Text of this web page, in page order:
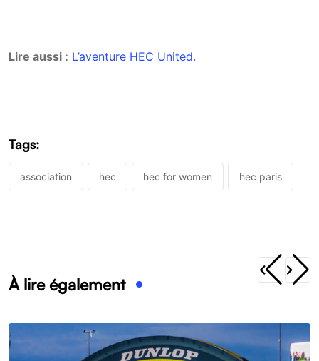
Lire aussi : L’aventure HEC United.
Tags:
association hec hec for women hec paris
À lire également